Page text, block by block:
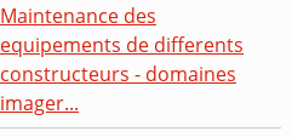
Maintenance des
equipements de differents
constructeurs - domaines
imager...